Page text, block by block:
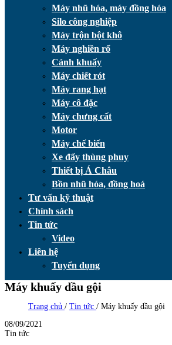
Máy nhũ hóa, máy đồng hóa
Silo công nghiệp
Máy trộn bột khô
Máy nghiền rổ
Cánh khuấy
Máy chiết rót
Máy rang hạt
Máy cô đặc
Máy chưng cất
Motor
Máy chế biến
Xe đẩy thùng phuy
Thiết bị Á Châu
Bồn nhũ hóa, đồng hoá
Tư vấn kỹ thuật
Chính sách
Tin tức
Video
Liên hệ
Tuyển dụng
Máy khuấy dầu gội
Trang chủ / Tin tức / Máy khuấy dầu gội
08/09/2021
Tin tức